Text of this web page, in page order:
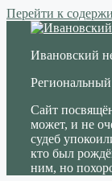
Перейти к
Ивановский
Сайт
может, и не
судеб
кто был
ним, но